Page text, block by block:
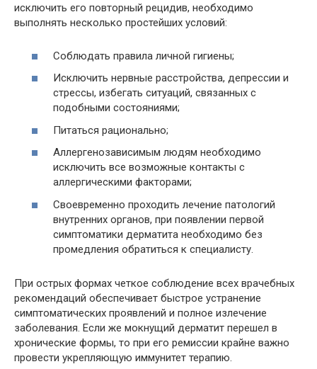
исключить его повторный рецидив, необходимо
выполнять несколько простейших условий:
Соблюдать правила личной гигиены;
Исключить нервные расстройства, депрессии и
стрессы, избегать ситуаций, связанных с
подобными состояниями;
Питаться рационально;
Аллергенозависимым людям необходимо
исключить все возможные контакты с
аллергическими факторами;
Своевременно проходить лечение патологий
внутренних органов, при появлении первой
симптоматики дерматита необходимо без
промедления обратиться к специалисту.
При острых формах четкое соблюдение всех врачебных
рекомендаций обеспечивает быстрое устранение
симптоматических проявлений и полное излечение
заболевания. Если же мокнущий дерматит перешел в
хронические формы, то при его ремиссии крайне важно
провести укрепляющую иммунитет терапию.